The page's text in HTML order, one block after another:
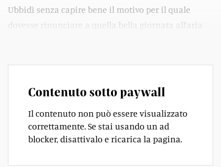
Ubbidì senza capire bene il motivo per il quale
dovesse rinunciare a quella bella giornata all’aria
Contenuto sotto paywall
Il contenuto non può essere visualizzato
correttamente. Se stai usando un ad
blocker, disattivalo e ricarica la pagina.